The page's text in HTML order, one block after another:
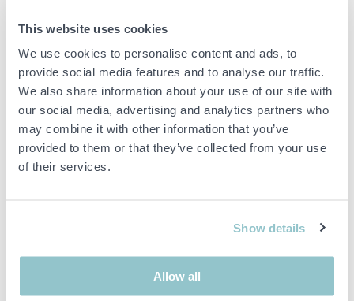
This website uses cookies
We use cookies to personalise content and ads, to
provide social media features and to analyse our traffic.
We also share information about your use of our site with
our social media, advertising and analytics partners who
may combine it with other information that you’ve
provided to them or that they’ve collected from your use
of their services.
Show details
Allow all
Utrustning:
Servicebok
Mediauttag
Farthållare
Mått och vikt – information hämtat från Transportstyrelsen:
Tjänstevikt:1527 kg